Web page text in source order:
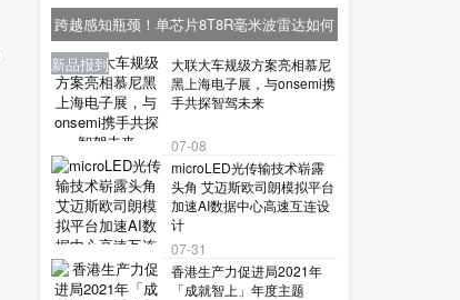
跨越感知瓶颈！单芯片8T8R毫米波雷达如何
让机器人读懂复杂世界？
业界资讯
大联大车规级方案亮相慕尼
黑上海电子展，与onsemi携
手共探智驾未来
07-08
业界资讯
microLED光传输技术崭露
头角 艾迈斯欧司朗模拟平台
加速AI数据中心高速互连设
计
07-31
业界资讯
香港生产力促进局2021年
「成就智上」年度主题
新品报到
新品报到